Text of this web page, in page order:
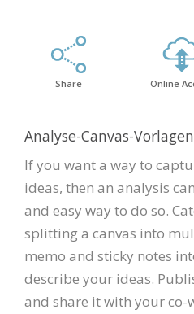
Share Online
Analyse-Canvas-
If you want a way to
ideas, then an analysis
and easy way to do so.
splitting a canvas into
memo and sticky notes
describe your ideas.
and share it with your co-